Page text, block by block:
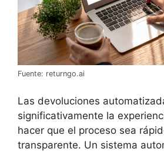
Fuente: returngo.ai
Las devoluciones
significativamente la
hacer que el proceso sea
transparente. Un sistema